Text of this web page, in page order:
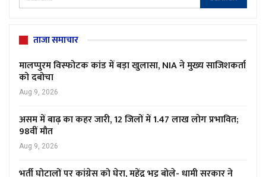
ताजा समाचार
मालप्पुरम विस्फोटक कांड में बड़ा खुलासा, NIA ने मुख्य साजिशकर्ता
को दबोचा
Aug 9, 2026
असम में बाढ़ का कहर जारी, 12 जिलों में 1.47 लाख लोग प्रभावित;
98वीं मौत
Aug 9, 2026
भर्ती घोटालों पर कांग्रेस को घेरा, महेंद्र भट्ट बोले- धामी सरकार ने